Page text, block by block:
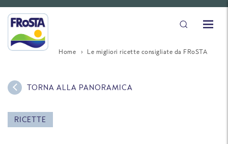
Home Le migliori ricette consigliate da FRoSTA
RICETTE
TORNA ALLA PANORAMICA